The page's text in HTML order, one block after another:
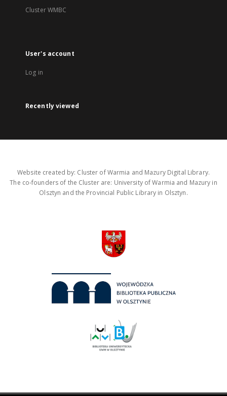
Cluster WMBC
User's account
Log in
Recently viewed
Website created by: Cluster of Warmia and Mazury Digital Library.
The co-founders of the Cluster are: University of Warmia and Mazury in
Olsztyn and the Provincial Public Library in Olsztyn.